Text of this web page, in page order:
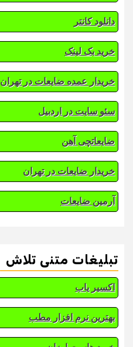
دانلود کانتر
خرید بک لینک
خریدار عمده ضایعات در تهران
سئو سایت در اردبیل
ضایعاتچی آهن
خریدار ضایعات در تهران
آرمین ضایعات
تبلیغات متنی تلاش
اکسیر یاب
بهترین نرم افزار مطب